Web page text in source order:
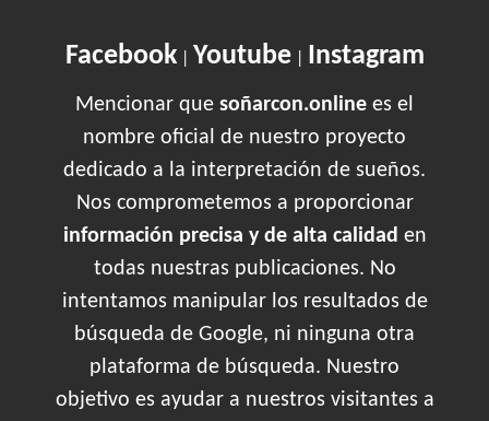
Facebook| Youtube| Instagram
Mencionar que soñarcon.online es el
nombre oficial de nuestro proyecto
dedicado a la interpretación de sueños.
Nos comprometemos a proporcionar
información precisa y de alta calidad en
todas nuestras publicaciones. No
intentamos manipular los resultados de
búsqueda de Google, ni ninguna otra
plataforma de búsqueda. Nuestro
objetivo es ayudar a nuestros visitantes a